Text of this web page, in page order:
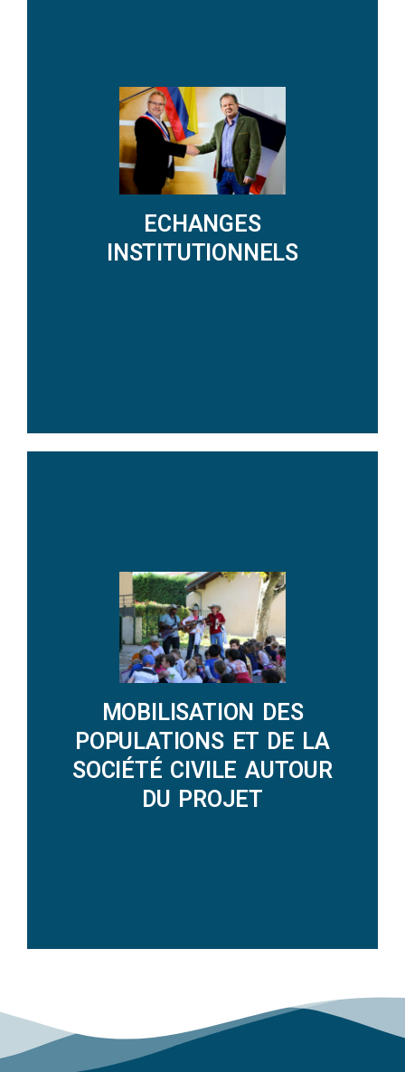
ECHANGES
INSTITUTIONNELS
DECOUVRIR LES ACTIONS
MOBILISATION DES
POPULATIONS ET DE LA
SOCIÉTÉ CIVILE AUTOUR
DU PROJET
DECOUVRIR LES ACTIONS